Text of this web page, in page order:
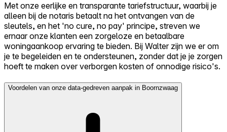
Met onze eerlijke en transparante tariefstructuur, waarbij je
alleen bij de notaris betaalt na het ontvangen van de
sleutels, en het 'no cure, no pay' principe, streven we
ernaar onze klanten een zorgeloze en betaalbare
woningaankoop ervaring te bieden. Bij Walter zijn we er om
je te begeleiden en te ondersteunen, zonder dat je je zorgen
hoeft te maken over verborgen kosten of onnodige risico's.
Voordelen van onze data-gedreven aanpak in Boornzwaag